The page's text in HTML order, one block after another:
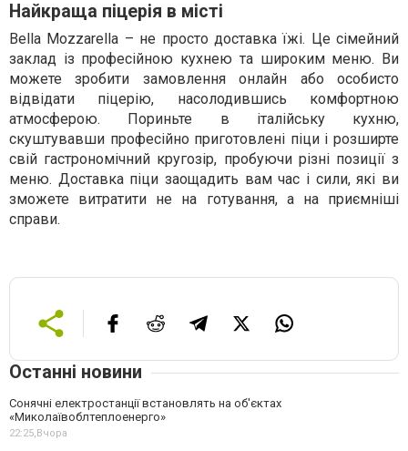
Найкраща піцерія в місті
Bella Mozzarella – не просто доставка їжі. Це сімейний
заклад із професійною кухнею та широким меню. Ви
можете зробити замовлення онлайн або особисто
відвідати піцерію, насолодившись комфортною
атмосферою. Пориньте в італійську кухню,
скуштувавши професійно приготовлені піци і розширте
свій гастрономічний кругозір, пробуючи різні позиції з
меню. Доставка піци заощадить вам час і сили, які ви
зможете витратити не на готування, а на приємніші
справи.
Останні новини
Сонячні електростанції встановлять на об'єктах
«Миколаївоблтеплоенерго»
22:25,Вчора